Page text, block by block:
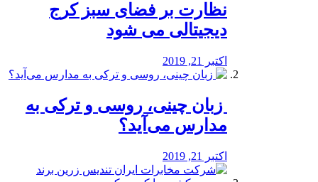
نظارت بر فضای سبز کرج
دیجیتالی می شود
اکتبر 21, 2019
️ زبان چینی، روسی و ترکی به
مدارس می‌آید؟
اکتبر 21, 2019